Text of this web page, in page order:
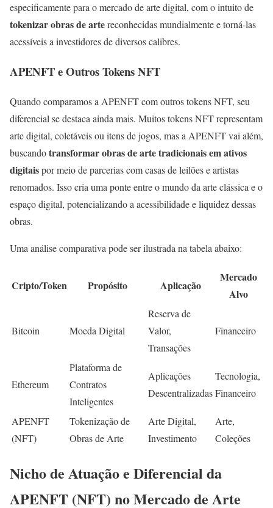
especificamente para o mercado de arte digital, com o intuito de
tokenizar obras de artereconhecidas mundialmente e torná-las
acessíveis a investidores de diversos calibres.
APENFT e Outros Tokens NFT
Quando comparamos a APENFT com outros tokens NFT, seu
diferencial se destaca ainda mais. Muitos tokens NFT representam
arte digital, coletáveis ou itens de jogos, mas a APENFT vai além,
buscandotransformar obras de arte tradicionais em ativos
digitaispor meio de parcerias com casas de leilões e artistas
renomados. Isso cria uma ponte entre o mundo da arte clássica e o
espaço digital, potencializando a acessibilidade e liquidez dessas
obras.
Uma análise comparativa pode ser ilustrada na tabela abaixo:
Cripto/Token Propósito Aplicação
Mercado
Alvo
Bitcoin Moeda Digital
Reserva de
Valor,
Transações
Financeiro
Ethereum
Plataforma de
Contratos
Inteligentes
Aplicações
Descentralizadas
Tecnologia,
Financeiro
APENFT
(NFT)
Tokenização de
Obras de Arte
Arte Digital,
Investimento
Arte,
Coleções
Nicho de Atuação e Diferencial da
APENFT (NFT) no Mercado de Arte